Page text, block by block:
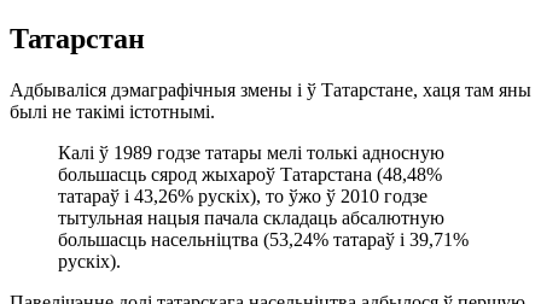
Татарстан
Адбываліся дэмаграфічныя змены і ў Татарстане, хаця там яны
былі не такімі істотнымі.
Калі ў 1989 годзе татары мелі толькі адносную
большасць сярод жыхароў Татарстана (48,48%
татараў і 43,26% рускіх), то ўжо ў 2010 годзе
тытульная нацыя пачала складаць абсалютную
большасць насельніцтва (53,24% татараў і 39,71%
рускіх).